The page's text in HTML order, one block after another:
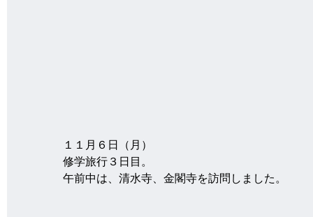
１１月６日（月）
修学旅行３日目。
午前中は、清水寺、金閣寺を訪問しました。